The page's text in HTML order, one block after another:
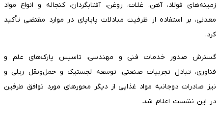
زمینه‌های فولاد، آهن، غلات، روغن، آفتابگردان، کنجاله و انواع مواد
معدنی، بر استفاده از ظرفیت مبادلات پایاپای در موارد مقتضی تأکید
کرد.
گسترش صدور خدمات فنی و مهندسی، تاسیس پارک‌های علم و
فناوری، تبادل تجربیات صنعتی، توسعه لجستیک و حمل‌ونقل ریلی و
نیز صادرات دوجانبه مواد غذایی از دیگر محورهای مورد توافق طرفین
در این نشست اعلام شد.